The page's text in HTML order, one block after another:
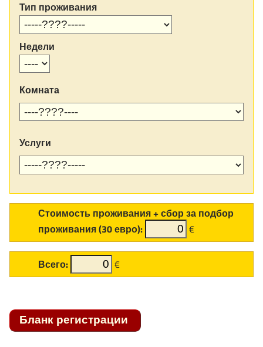
Тип проживания
Недели
Комната
Услуги
Стоимость проживания + сбор за подбор
проживания (30 евро):
€
Всего: €